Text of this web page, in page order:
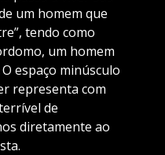
um homem que
tendo como
um homem
espaço minúsculo
representa com
de
diretamente ao